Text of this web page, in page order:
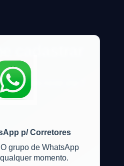
p/ Corretores
grupo de WhatsApp
momento.
o cadastro neste site ?